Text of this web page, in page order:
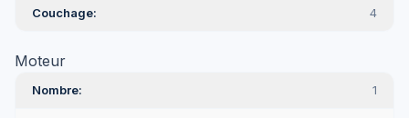
Couchage 4
Moteur
Nombre 1